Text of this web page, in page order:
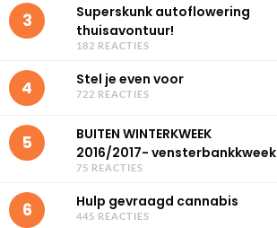
3
Superskunk autoflowering
thuisavontuur!
182 REACTIES
4 Stel je even voor
722 REACTIES
5
BUITEN WINTERKWEEK
2016/2017- vensterbankkweek
75 REACTIES
6 Hulp gevraagd cannabis
445 REACTIES